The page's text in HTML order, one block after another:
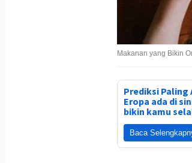
Makanan yang Bikin
Prediksi Paling
Eropa ada di
bikin kamu
Baca